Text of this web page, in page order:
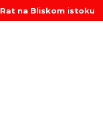
Rat na Bliskom istoku